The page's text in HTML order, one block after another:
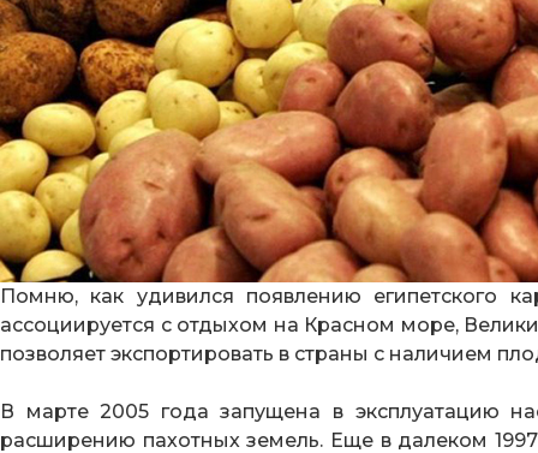
Помню, как удивился появлению египетского
ассоциируется с отдыхом на Красном море,
позволяет экспортировать в страны с наличием
В марте 2005 года запущена в эксплуатацию
расширению пахотных земель. Еще в далеком